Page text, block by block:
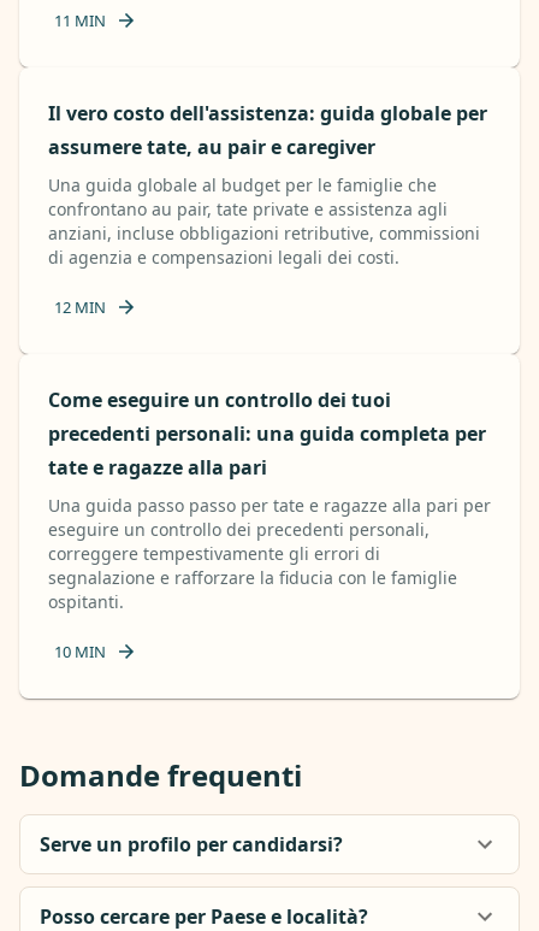
11 MIN
Il vero costo dell'assistenza: guida globale per
assumere tate, au pair e caregiver
Una guida globale al budget per le famiglie che
confrontano au pair, tate private e assistenza agli
anziani, incluse obbligazioni retributive, commissioni
di agenzia e compensazioni legali dei costi.
12 MIN
Come eseguire un controllo dei tuoi
precedenti personali: una guida completa per
tate e ragazze alla pari
Una guida passo passo per tate e ragazze alla pari per
eseguire un controllo dei precedenti personali,
correggere tempestivamente gli errori di
segnalazione e rafforzare la fiducia con le famiglie
ospitanti.
10 MIN
Domande frequenti
Serve un profilo per candidarsi?
Posso cercare per Paese e località?